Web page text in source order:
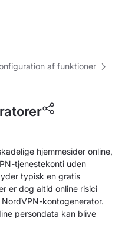
af funktioner
hjemmesider online,
tjenestekonti uden
typisk en gratis
er dog altid online risici
kontogenerator.
persondata kan blive